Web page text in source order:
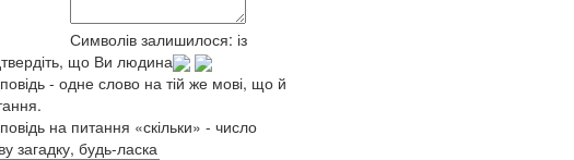
Символів залишилося: із
що Ви людина
- одне слово на тій же мові, що й
на питання «скільки» - число
загадку, будь-ласка